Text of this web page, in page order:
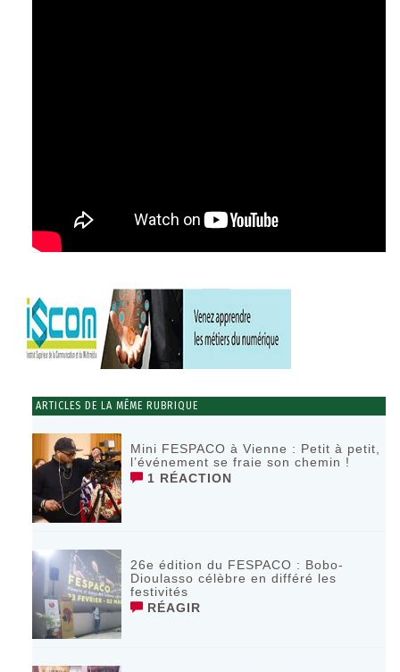
ARTICLES DE LA MÊME RUBRIQUE
Mini FESPACO à Vienne : Petit à petit,
l’événement se fraie son chemin !
1 RÉACTION
26e édition du FESPACO : Bobo-
Dioulasso célèbre en différé les
festivités
RÉAGIR